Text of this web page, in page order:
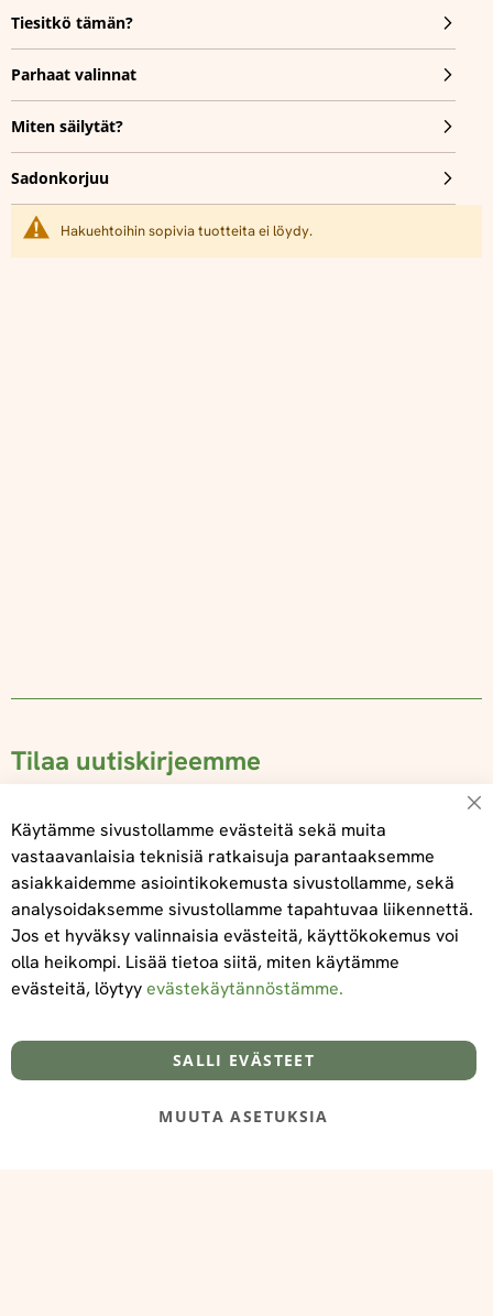
Tiesitkö tämän?
Parhaat valinnat
Miten säilytät?
Sadonkorjuu
Hakuehtoihin sopivia tuotteita ei löydy.
Tilaa uutiskirjeemme
Tilaa
Tietoa meistä
@‌2025 FooDeliDoo
Toimitus- ja maksuehdot
Käytämme sivustollamme evästeitä sekä muita
vastaavanlaisia teknisiä ratkaisuja parantaaksemme
asiakkaidemme asiointikokemusta sivustollamme, sekä
analysoidaksemme sivustollamme tapahtuvaa liikennettä.
Jos et hyväksy valinnaisia evästeitä, käyttökokemus voi
olla heikompi. Lisää tietoa siitä, miten käytämme
evästeitä, löytyyevästekäytännöstämme.
SALLI EVÄSTEET
MUUTA ASETUKSIA